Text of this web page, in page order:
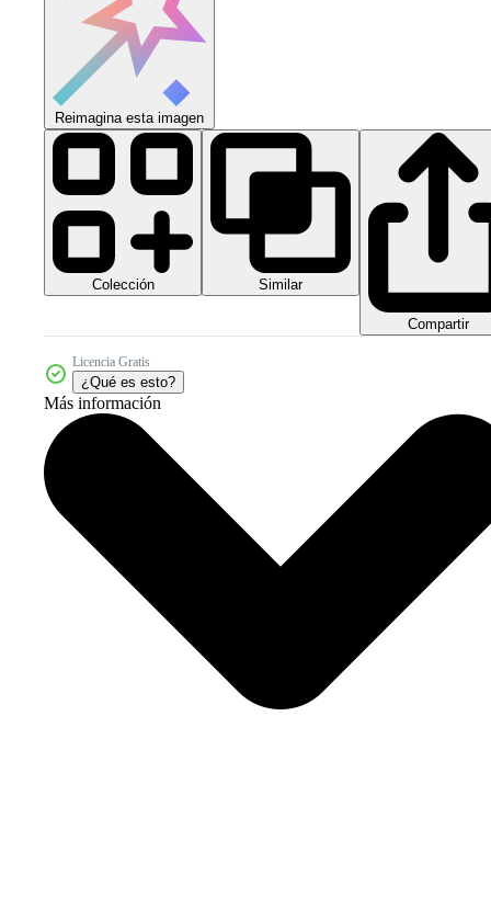
Reimagina esta imagen
Colección Similar
Compartir
Licencia Gratis
¿Qué es esto?
Más información